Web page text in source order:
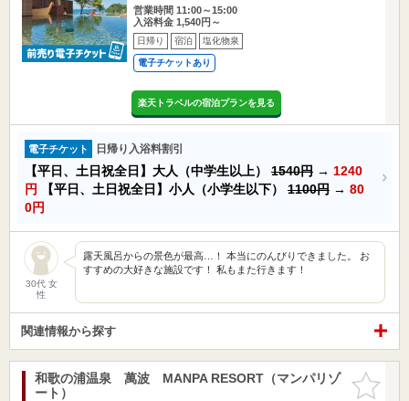
営業時間 11:00～15:00
入浴料金 1,540円～
日帰り 宿泊 塩化物泉
電子チケットあり
楽天トラベルの宿泊プランを見る
電子チケット 日帰り入浴料割引
【平日、土日祝全日】大人（中学生以上） 1540円 → 1240
円
【平日、土日祝全日】小人（小学生以下） 1100円 → 80
0円
30代 女
性
露天風呂からの景色が最高…！ 本当にのんびりできました。 お
すすめの大好きな施設です！ 私もまた行きます！
関連情報から探す
お気に入
りに追加
和歌の浦温泉 萬波 MANPA RESORT（マンパリゾ
ート）